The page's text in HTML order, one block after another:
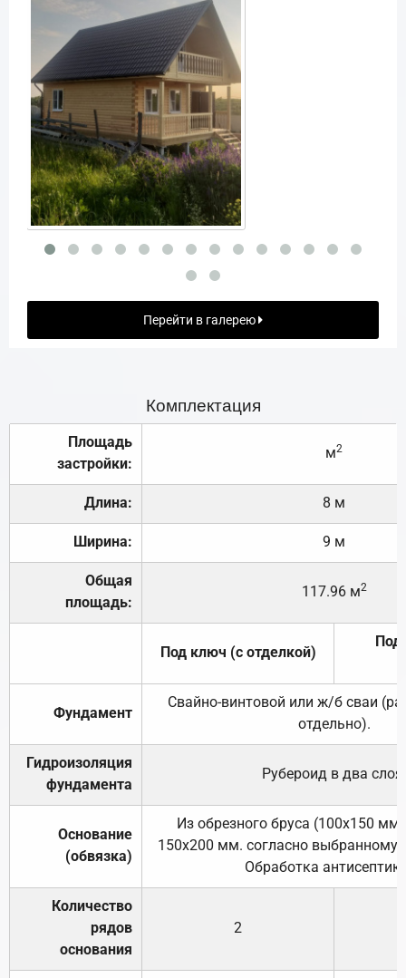
Перейти в галерею
Комплектация
Площадь
застройки:
м2
Длина: 8 м
Ширина: 9 м
Общая
площадь:
117.96 м2
Под ключ (с отделкой)
Под
Фундамент
Свайно-винтовой или ж/б сваи
отдельно).
Гидроизоляция
фундамента
Рубероид в два слоя.
Основание
(обвязка)
Из обрезного бруса (100х150
150х200 мм. согласно выбранному
Обработка
Количество
рядов
основания
2